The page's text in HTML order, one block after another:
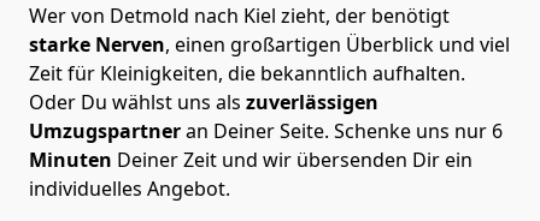
Wer von Detmold nach Kiel zieht, der benötigt
starke Nerven, einen großartigen Überblick und viel
Zeit für Kleinigkeiten, die bekanntlich aufhalten.
Oder Du wählst uns als zuverlässigen
Umzugspartneran Deiner Seite. Schenke uns nur 6
Minuten Deiner Zeit und wir übersenden Dir ein
individuelles Angebot.